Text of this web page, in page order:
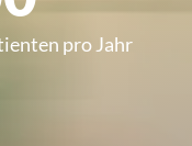
pro Jahr